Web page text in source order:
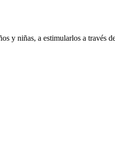
y niñas, a estimularlos a través